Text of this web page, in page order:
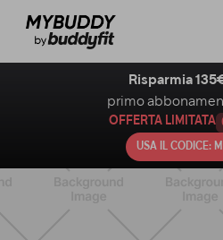
Risparmia
primo
OFFERTA LIMITATA
USA IL CODICE: